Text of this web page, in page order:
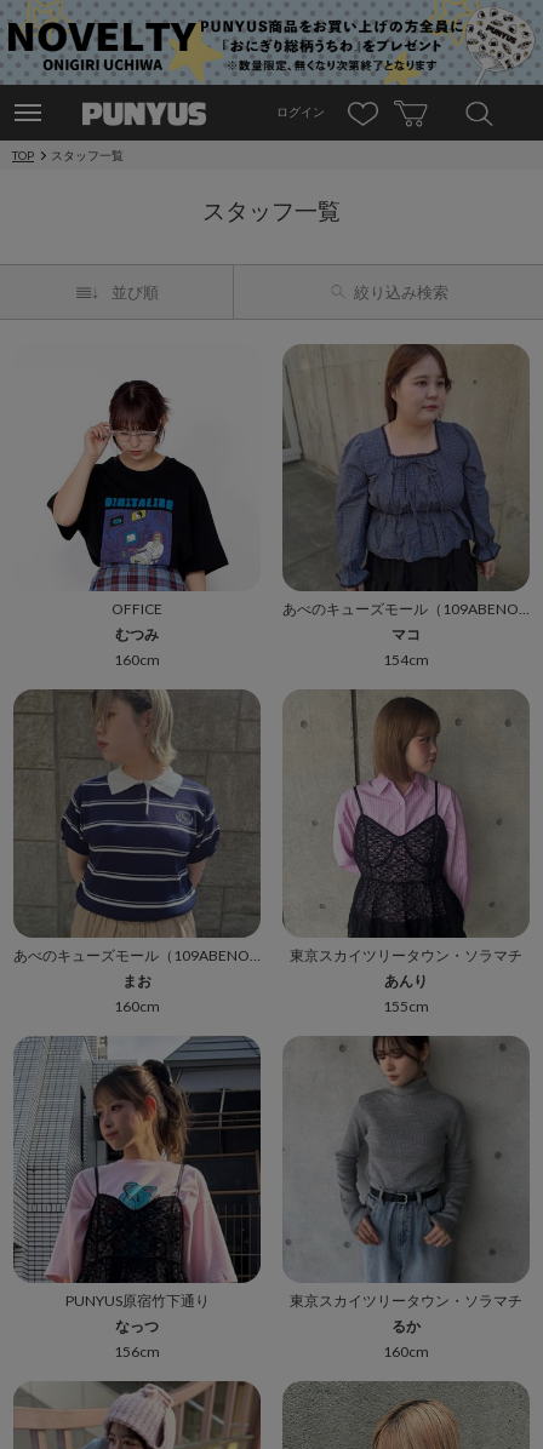
ログイン
TOP スタッフ一覧
スタッフ一覧
並び順 絞り込み検索
OFFICE
むつみ
160cm
あべのキューズモール（109ABENO）
マコ
154cm
まお
160cm
東京スカイツリータウン・ソラマチ
あんり
155cm
PUNYUS原宿竹下通り
なっつ
156cm
東京スカイツリータウン・ソラマチ
るか
160cm